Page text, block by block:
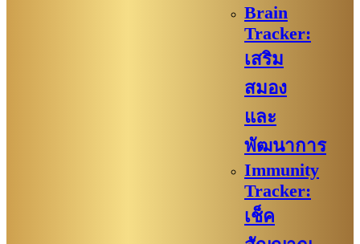
Brain
Tracker:
เสริม
สมอง
และ
พัฒนาการ
Immunity
Tracker:
เช็ค